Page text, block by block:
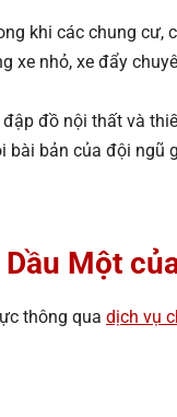
khi các chung cư,
xe nhỏ, xe đẩy
đồ nội thất và
bản của đội
Một
thông qua dịch vụ